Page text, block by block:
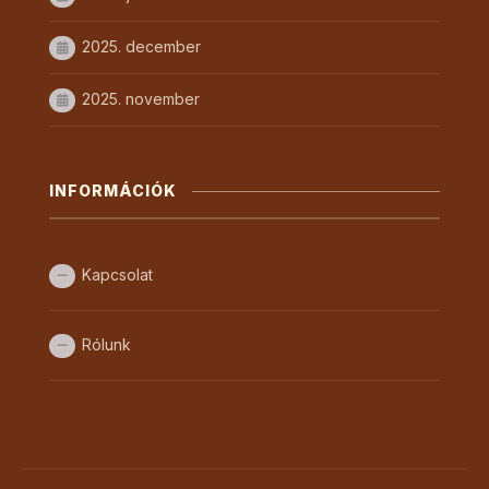
2025. december
2025. november
INFORMÁCIÓK
Kapcsolat
Rólunk